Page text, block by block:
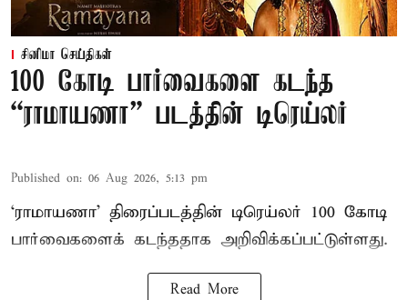
சினிமா செய்திகள்
100 கோடி பார்வைகளை கடந்த
“ராமாயணா” படத்தின் டிரெய்லர்
Published on: 06 Aug 2026, 5:13 pm
‘ராமாயணா’ திரைப்படத்தின் டிரெய்லர் 100 கோடி
பார்வைகளைக் கடந்ததாக அறிவிக்கப்பட்டுள்ளது.
Read More